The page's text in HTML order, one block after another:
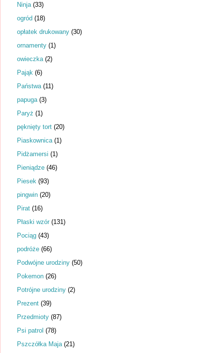
Ninja (33)
ogród (18)
opłatek drukowany (30)
ornamenty (1)
owieczka (2)
Pająk (6)
Państwa (11)
papuga (3)
Paryż (1)
pęknięty tort (20)
Piaskownica (1)
Pidżamersi (1)
Pieniądze (46)
Piesek (93)
pingwin (20)
Pirat (16)
Płaski wzór (131)
Pociąg (43)
podróże (66)
Podwójne urodziny (50)
Pokemon (26)
Potrójne urodziny (2)
Prezent (39)
Przedmioty (87)
Psi patrol (78)
Pszczółka Maja (21)